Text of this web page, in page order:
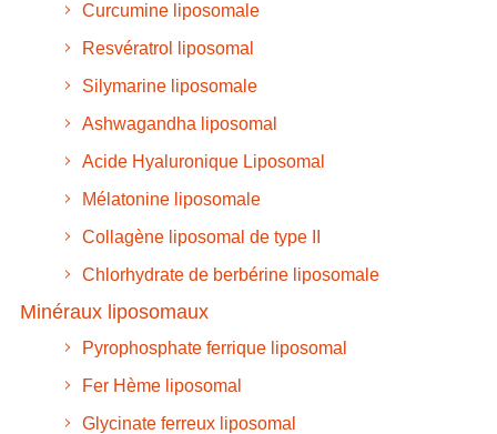
Curcumine liposomale
Resvératrol liposomal
Silymarine liposomale
Ashwagandha liposomal
Acide Hyaluronique Liposomal
Mélatonine liposomale
Collagène liposomal de type II
Chlorhydrate de berbérine liposomale
Minéraux liposomaux
Pyrophosphate ferrique liposomal
Fer Hème liposomal
Glycinate ferreux liposomal